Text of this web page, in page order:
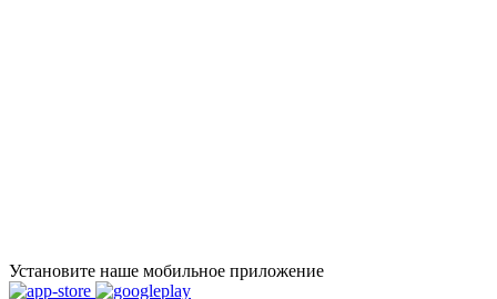
Установите наше мобильное приложение